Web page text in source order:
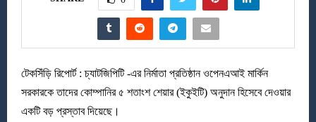
টেকসিঁড়ি রিপোর্ট : চ্যাটজিপিটি -এর নির্মাতা প্রতিষ্ঠান ওপেনএআই মার্কিন
সরকারকে তাদের কোম্পানির ৫ শতাংশ শেয়ার (ইকুইটি) অনুদান হিসেবে দেওয়ার
একটি বড় প্রস্তাব দিয়েছে।